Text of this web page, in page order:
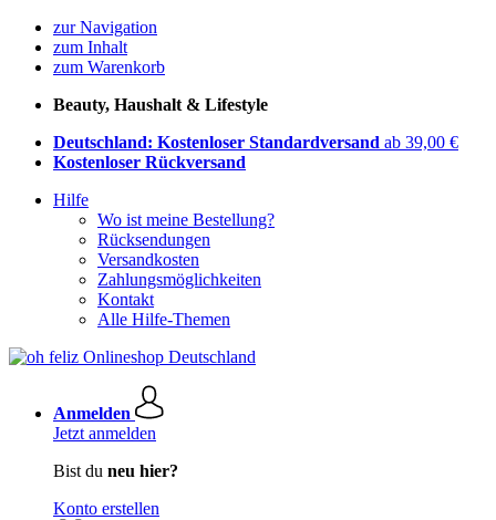
zur Navigation
zum Inhalt
zum Warenkorb
Beauty, Haushalt & Lifestyle
Deutschland: Kostenloser Standardversand ab 39,00 €
Kostenloser Rückversand
Hilfe
Wo ist meine Bestellung?
Rücksendungen
Versandkosten
Zahlungsmöglichkeiten
Kontakt
Alle Hilfe-Themen
Anmelden
Jetzt anmelden
Bist du neu hier?
Konto erstellen